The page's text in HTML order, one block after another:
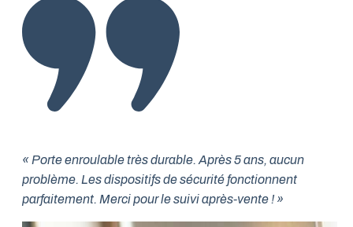
« Porte enroulable très durable. Après 5 ans, aucun
problème. Les dispositifs de sécurité fonctionnent
parfaitement. Merci pour le suivi après-vente ! »